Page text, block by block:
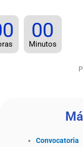
00
Minutos
Convocatoria